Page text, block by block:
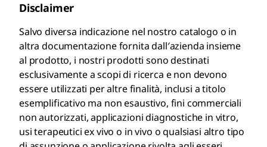
Disclaimer
Salvo diversa indicazione nel nostro catalogo o in
altra documentazione fornita dall′azienda insieme
al prodotto, i nostri prodotti sono destinati
esclusivamente a scopi di ricerca e non devono
essere utilizzati per altre finalità, inclusi a titolo
esemplificativo ma non esaustivo, fini commerciali
non autorizzati, applicazioni diagnostiche in vitro,
usi terapeutici ex vivo o in vivo o qualsiasi altro tipo